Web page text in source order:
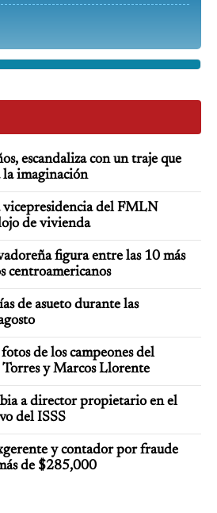
escandaliza con un traje que
la imaginación
vicepresidencia del FMLN
de vivienda
figura entre las 10 más
centroamericanos
de asueto durante las
de los campeones del
y Marcos Llorente
a director propietario en el
del ISSS
y contador por fraude
de $285,000